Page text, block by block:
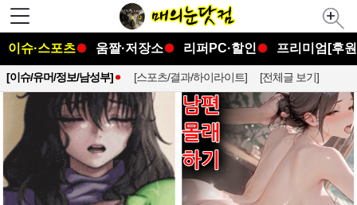
이슈·스포츠 움짤·저장소 리퍼PC·할인 프리미엄[후
[이슈/유머/정보/남성부] [스포츠/결과/하이라이트] [전체글 보기]